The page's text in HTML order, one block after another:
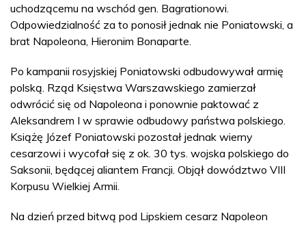
uchodzącemu na wschód gen. Bagrationowi.
Odpowiedzialność za to ponosił jednak nie Poniatowski, a
brat Napoleona, Hieronim Bonaparte.
Po kampanii rosyjskiej Poniatowski odbudowywał armię
polską. Rząd Księstwa Warszawskiego zamierzał
odwrócić się od Napoleona i ponownie paktować z
Aleksandrem I w sprawie odbudowy państwa polskiego.
Książę Józef Poniatowski pozostał jednak wierny
cesarzowi i wycofał się z ok. 30 tys. wojska polskiego do
Saksonii, będącej aliantem Francji. Objął dowództwo VIII
Korpusu Wielkiej Armii.
Na dzień przed bitwą pod Lipskiem cesarz Napoleon